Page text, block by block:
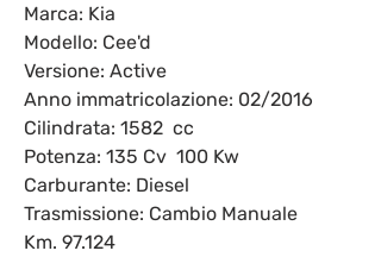
Marca: Kia
Modello: Cee'd
Versione: Active
Anno immatricolazione: 02/2016
Cilindrata: 1582 cc
Potenza: 135 Cv 100 Kw
Carburante: Diesel
Trasmissione: Cambio Manuale
Km. 97.124